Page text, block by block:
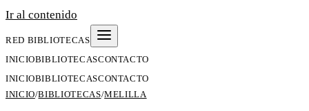
Ir al contenido
RED BIBLIOTECAS
INICIOBIBLIOTECASCONTACTO
INICIOBIBLIOTECASCONTACTO
INICIO/BIBLIOTECAS/MELILLA